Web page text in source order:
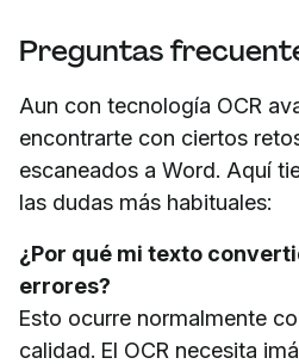
Preguntas
Aun con tecnología OCR
encontrarte con ciertos
escaneados a Word. Aquí
las dudas más habituales:
¿Por qué mi texto
errores?
Esto ocurre normalmente
calidad. El OCR necesita